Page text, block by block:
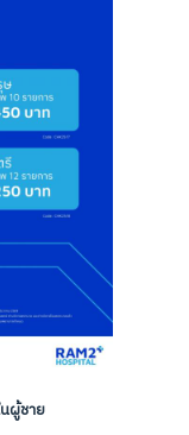
ผู้ชาย